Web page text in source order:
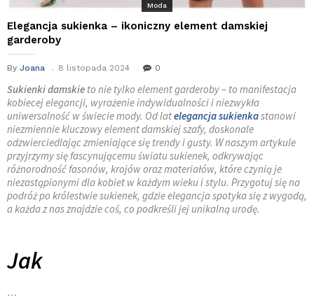
Moda
Elegancja sukienka – ikoniczny element damskiej
garderoby
By Joana 8 listopada 2024 0
Sukienki damskie to nie tylko element garderoby – to manifestacja
kobiecej elegancji, wyrażenie indywidualności i niezwykła
uniwersalność w świecie mody. Od latelegancja sukienkastanowi
niezmiennie kluczowy element damskiej szafy, doskonale
odzwierciedlając zmieniające się trendy i gusty. W naszym artykule
przyjrzymy się fascynującemu światu sukienek, odkrywając
różnorodność fasonów, krojów oraz materiałów, które czynią je
niezastąpionymi dla kobiet w każdym wieku i stylu. Przygotuj się na
podróż po królestwie sukienek, gdzie elegancja spotyka się z wygodą,
a każda z nas znajdzie coś, co podkreśli jej unikalną urodę.
Jak
…